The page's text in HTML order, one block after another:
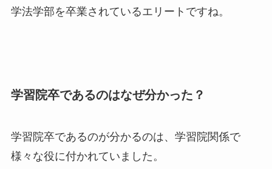
学法学部を卒業されているエリートですね。
学習院卒であるのはなぜ分かった？
学習院卒であるのが分かるのは、学習院関係で
様々な役に付かれていました。